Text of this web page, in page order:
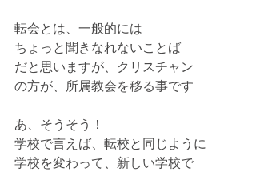
転会とは、一般的には
ちょっと聞きなれないことば
だと思いますが、クリスチャン
の方が、所属教会を移る事です
あ、そうそう！
学校で言えば、転校と同じように
学校を変わって、新しい学校で